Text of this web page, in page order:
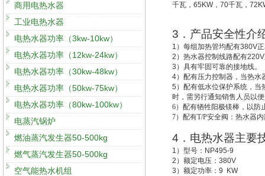
商用电热水器
工业电热水器
电热水器功率（3kw-10kw）
电热水器功率（12kw-24kw）
电热水器功率（30kw-48kw）
电热水器功率（50kw-75kw）
电热水器功率（80kw-100kw）
电蒸汽锅炉
燃油蒸汽发生器50-500kg
燃气蒸汽发生器50-500kg
空气能热水机组
千瓦， 65KW， 70千瓦，
3 ．产品安全性介
1 ）每组加热管均配有380V
2 ）热水器控制线路配有220V
3 ）具有牢固可靠的接地线。
4）配有压力控制器，当热水
5 ）配有低水位保护系统， 当
时，需另行通知销售人员以
6）配有牺牲阳极镁棒，以防
7）配有T/P安全阀：热水器
4 ．电热水器主要
1 ）型号： NP495-9
2 ）额定电压： 380V
3 ）额定功率： 9 KW